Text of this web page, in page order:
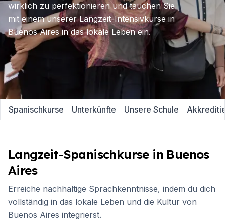
wirklich zu perfektionieren und tauchen Sie
mit einem unserer Langzeit-Intensivkurse in
Buenos Aires in das lokale Leben ein.
Spanischkurse Unterkünfte Unsere Schule
Langzeit-Spanischkurse in Buenos
Aires
Erreiche nachhaltige Sprachkenntnisse, indem du dich
vollständig in das lokale Leben und die Kultur von
Buenos Aires integrierst.